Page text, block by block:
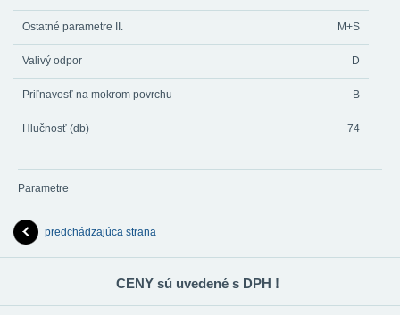
Ostatné parametre II. M+S
Valivý odpor D
Priľnavosť na mokrom povrchu B
Hlučnosť (db) 74
Parametre
predchádzajúca strana
CENY sú uvedené s DPH !